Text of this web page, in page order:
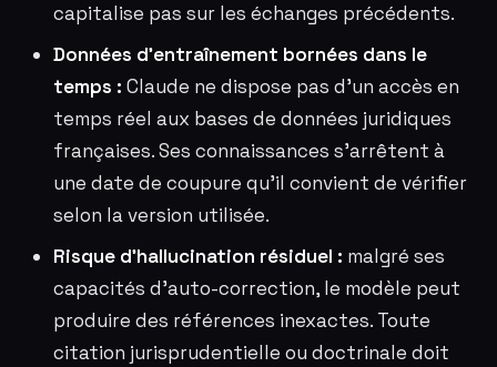
capitalise pas sur les échanges précédents.
Données d’entraînement bornées dans le
temps : Claude ne dispose pas d’un accès en
temps réel aux bases de données juridiques
françaises. Ses connaissances s’arrêtent à
une date de coupure qu’il convient de vérifier
selon la version utilisée.
Risque d’hallucination résiduel : malgré ses
capacités d’auto-correction, le modèle peut
produire des références inexactes. Toute
citation jurisprudentielle ou doctrinale doit